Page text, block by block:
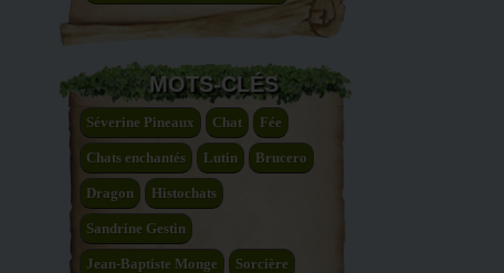
MOTS-CLÉS
Séverine Pineaux Chat Fée
Chats enchantés Lutin Brucero
Dragon Histochats
Sandrine Gestin
Jean-Baptiste Monge Sorcière